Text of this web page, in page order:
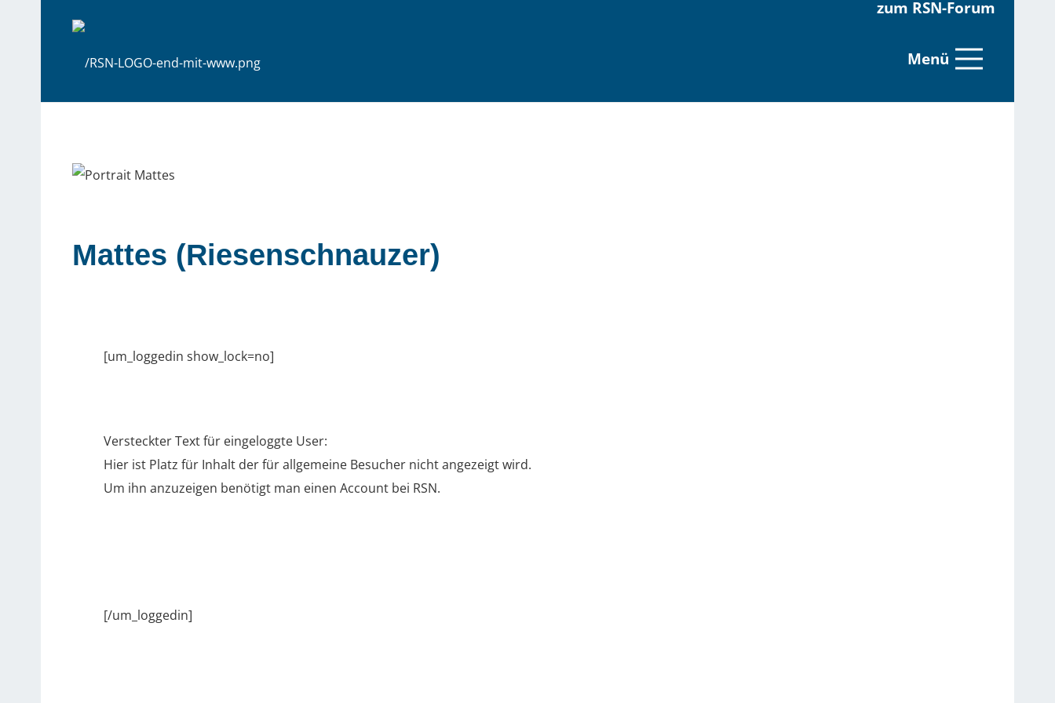
zum RSN-Forum
Menü
Mattes (Riesenschnauzer)
[um_loggedin show_lock=no]
Versteckter Text für eingeloggte User:
Hier ist Platz für Inhalt der für allgemeine Besucher nicht angezeigt wird.
Um ihn anzuzeigen benötigt man einen Account bei RSN.
[/um_loggedin]